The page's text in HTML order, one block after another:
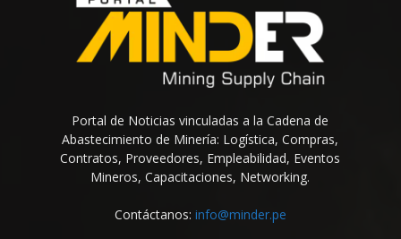
Portal de Noticias vinculadas a la Cadena de
Abastecimiento de Minería: Logística, Compras,
Contratos, Proveedores, Empleabilidad, Eventos
Mineros, Capacitaciones, Networking.
Contáctanos: info@minder.pe